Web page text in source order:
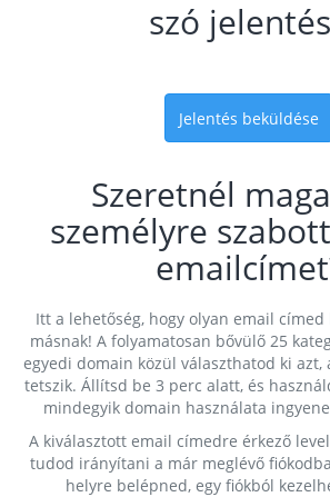
szó
Jelentés beküldése
Szeretnél
személyre
Itt a lehetőség, hogy olyan email
másnak! A folyamatosan bővülő 25
egyedi domain közül választhatod ki azt,
tetszik. Állítsd be 3 perc alatt, és
mindegyik domain használata
A kiválasztott email címedre érkező
tudod irányítani a már meglévő
helyre belépned, egy fiókból